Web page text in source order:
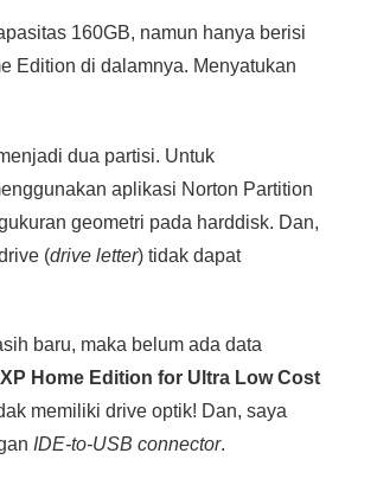
160GB, namun hanya berisi
Edition di dalamnya. Menyatukan
dua partisi. Untuk
aplikasi Norton Partition
geometri pada harddisk. Dan,
(drive letter) tidak dapat
baru, maka belum ada data
Home Edition for Ultra Low Cost
memiliki drive optik! Dan, saya
IDE-to-USB connector.